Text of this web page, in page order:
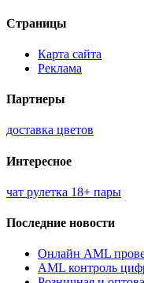
Страницы
Карта сайта
Реклама
Партнеры
доставка цветов
Интересное
чат рулетка 18+ пары
Последние новости
Онлайн AML
AML контроль